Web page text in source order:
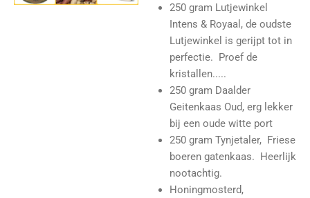
250 gram Lutjewinkel
Intens & Royaal, de oudste
Lutjewinkel is gerijpt tot in
perfectie. Proef de
kristallen.....
250 gram Daalder
Geitenkaas Oud, erg lekker
bij een oude witte port
250 gram Tynjetaler, Friese
boeren gatenkaas. Heerlijk
nootachtig.
Honingmosterd,